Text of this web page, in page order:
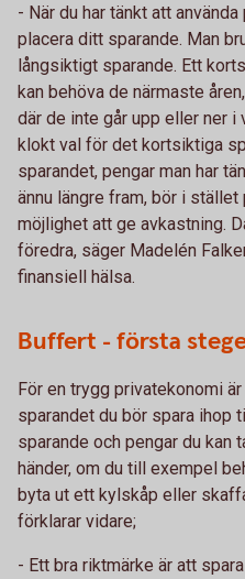
- När du har tänkt att
placera ditt sparande. Man
långsiktigt sparande. Ett
kan behöva de närmaste
där de inte går upp eller ner i
klokt val för det kortsiktiga
sparandet, pengar man har
ännu längre fram, bör i
möjlighet att ge avkastning.
föredra, säger Madelén
finansiell hälsa.
Buffert - första
För en trygg privatekonomi
sparandet du bör spara ihop
sparande och pengar du kan
händer, om du till exempel
byta ut ett kylskåp eller
förklarar vidare;
- Ett bra riktmärke är att